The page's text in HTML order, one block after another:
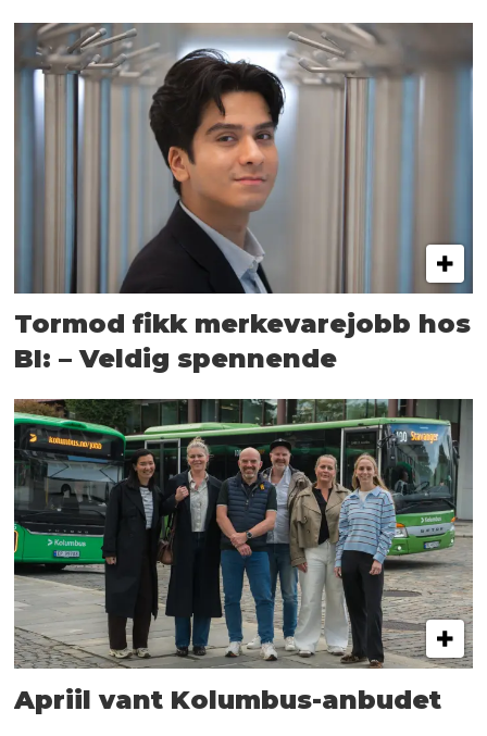
Tormod fikk merkevarejobb hos
BI: – Veldig spennende
Apriil vant Kolumbus-anbudet